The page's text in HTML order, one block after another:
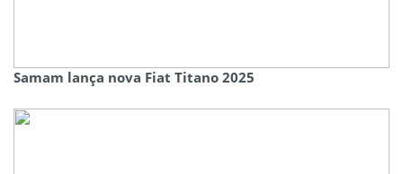
Samam lança nova Fiat Titano 2025